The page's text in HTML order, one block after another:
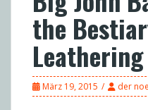
the
März 19, 2015 der